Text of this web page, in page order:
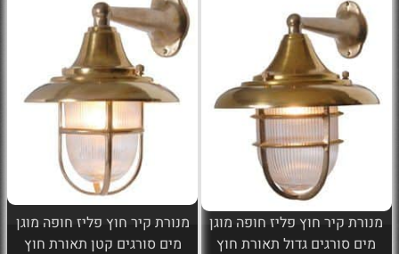
מנורת קיר חוץ פליז חופה מוגן
מים סורגים גדול תאורת חוץ
מנורת קיר חוץ פליז חופה מוגן
מים סורגים קטן תאורת חוץ